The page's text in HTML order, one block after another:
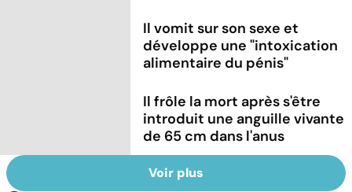
Il vomit sur son sexe et
développe une "intoxication
alimentaire du pénis"
Il frôle la mort après s'être
introduit une anguille vivante
de 65 cm dans l'anus
Voir plus